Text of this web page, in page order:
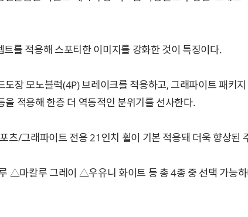
를 적용해 스포티한 이미지를 강화한 것이 특징이다.
장 모노블럭(4P) 브레이크를 적용하고, 그래파이트 패키
적용해 한층 더 역동적인 분위기를 선사한다.
/그래파이트 전용 21인치 휠이 기본 적용돼 더욱 향상된
마칼루 그레이 △우유니 화이트 등 총 4종 중 선택 가능